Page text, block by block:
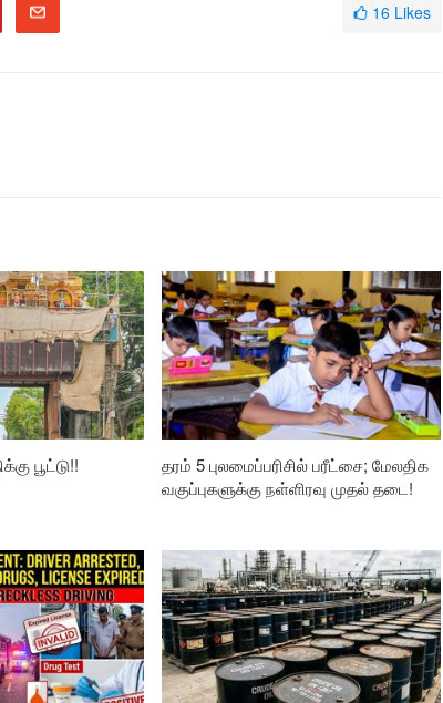
16 Likes
பூட்டு!!
தரம் 5 புலமைப்பரிசில் பரீட்சை; மேலதிக
வகுப்புகளுக்கு நள்ளிரவு முதல் தடை!